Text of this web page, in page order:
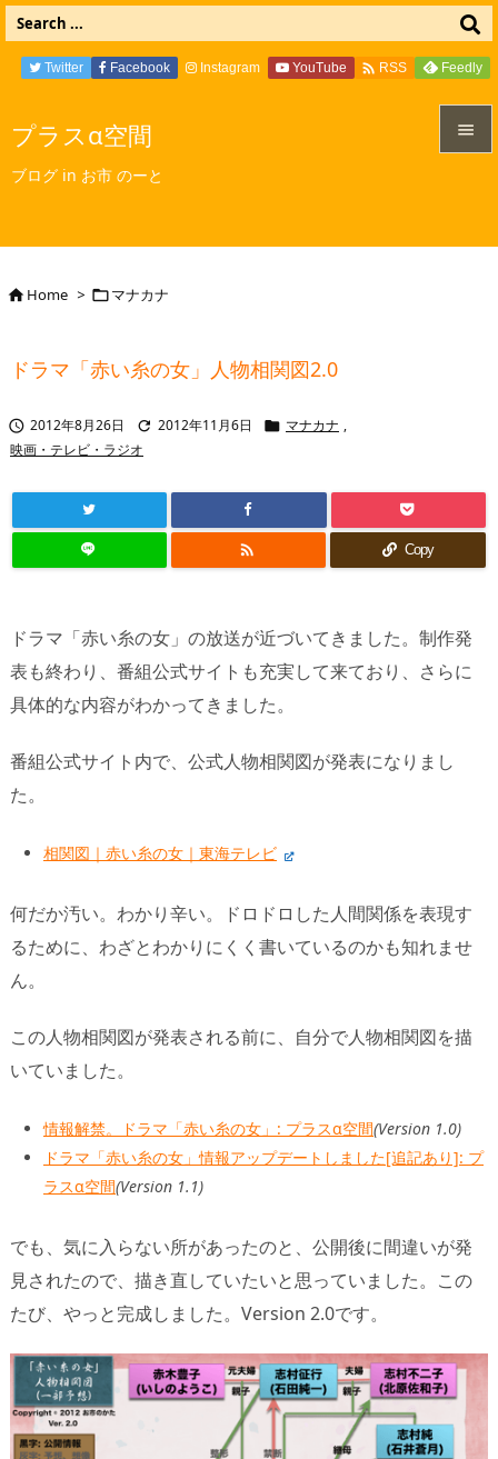
プラスα空間
ブログ in お市 のーと

Twitter Facebook Instagram YouTube  RSS Feedly
Home > マナカナ
ドラマ「赤い糸の女」人物相関図2.0
 2012年8月26日  2012年11月6日  マナカナ ,
映画・テレビ・ラジオ
 Copy
ドラマ「赤い糸の女」の放送が近づいてきました。制作発
表も終わり、番組公式サイトも充実して来ており、さらに
具体的な内容がわかってきました。
番組公式サイト内で、公式人物相関図が発表になりまし
た。
相関図｜赤い糸の女｜東海テレビ
何だか汚い。わかり辛い。ドロドロした人間関係を表現す
るために、わざとわかりにくく書いているのかも知れませ
ん。
この人物相関図が発表される前に、自分で人物相関図を描
いていました。
情報解禁。ドラマ「赤い糸の女」: プラスα空間(Version 1.0)
ドラマ「赤い糸の女」情報アップデートしました[追記あり]: プ
ラスα空間(Version 1.1)
でも、気に入らない所があったのと、公開後に間違いが発
見されたので、描き直していたいと思っていました。この
たび、やっと完成しました。Version 2.0です。